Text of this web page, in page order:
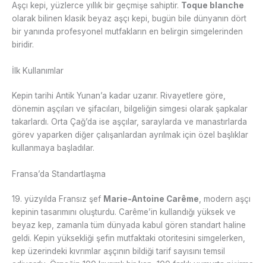
Aşçı kepi, yüzlerce yıllık bir geçmişe sahiptir. Toque blanche
olarak bilinen klasik beyaz aşçı kepi, bugün bile dünyanın dört
bir yanında profesyonel mutfakların en belirgin simgelerinden
biridir.
İlk Kullanımlar
Kepin tarihi Antik Yunan’a kadar uzanır. Rivayetlere göre,
dönemin aşçıları ve şifacıları, bilgeliğin simgesi olarak şapkalar
takarlardı. Orta Çağ’da ise aşçılar, saraylarda ve manastırlarda
görev yaparken diğer çalışanlardan ayrılmak için özel başlıklar
kullanmaya başladılar.
Fransa’da Standartlaşma
19. yüzyılda Fransız şef Marie-Antoine Carême , modern aşçı
kepinin tasarımını oluşturdu. Carême’in kullandığı yüksek ve
beyaz kep, zamanla tüm dünyada kabul gören standart haline
geldi. Kepin yüksekliği şefin mutfaktaki otoritesini simgelerken,
kep üzerindeki kıvrımlar aşçının bildiği tarif sayısını temsil